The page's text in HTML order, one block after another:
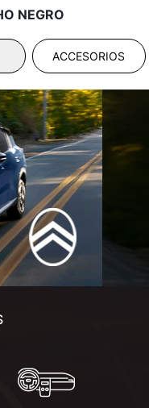
NEGRO
ACCESORIOS